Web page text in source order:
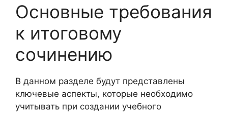
Основные требования
к итоговому
сочинению
В данном разделе будут представлены
ключевые аспекты, которые необходимо
учитывать при создании учебного